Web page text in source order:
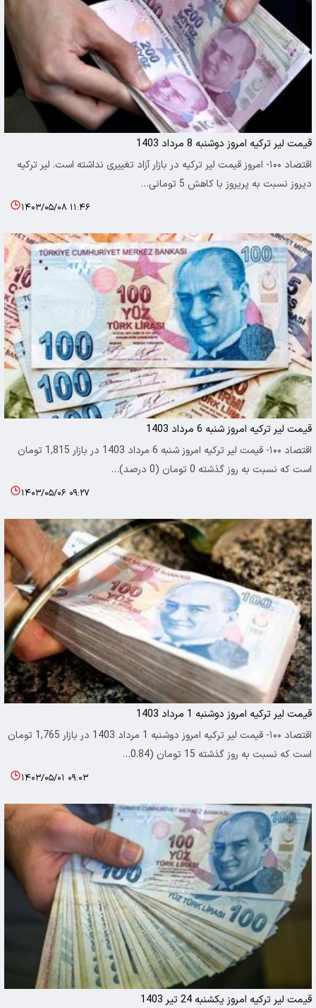
قیمت لیر ترکیه امروز دوشنبه 8 مرداد 1403
اقتصاد ۱۰۰- امروز قیمت لیر ترکیه در بازار آزاد تغییری نداشته است. لیر ترکیه
دیروز نسبت به پریروز با کاهش 5 تومانی…
۱۴۰۳/۰۵/۰۸ ۱۱:۴۶
قیمت لیر ترکیه امروز شنبه 6 مرداد 1403
اقتصاد ۱۰۰- قیمت لیر ترکیه امروز شنبه 6 مرداد 1403 در بازار 1,815 تومان
است که نسبت به روز گذشته 0 تومان (0 درصد)…
۱۴۰۳/۰۵/۰۶ ۰۹:۲۷
قیمت لیر ترکیه امروز دوشنبه 1 مرداد 1403
اقتصاد ۱۰۰- قیمت لیر ترکیه امروز دوشنبه 1 مرداد 1403 در بازار 1,765 تومان
است که نسبت به روز گذشته 15 تومان (0.84…
۱۴۰۳/۰۵/۰۱ ۰۹:۰۳
قیمت لیر ترکیه امروز یکشنبه 24 تیر 1403